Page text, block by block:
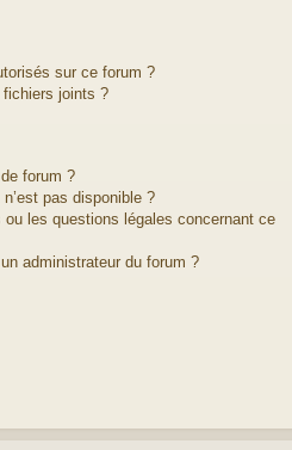
sur ce forum ?
joints ?
forum ?
pas disponible ?
les questions légales concernant ce
administrateur du forum ?